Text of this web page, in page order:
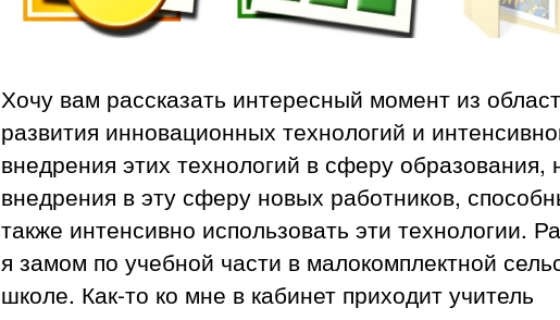
Хочу вам рассказать интересный момент из
развития инновационных технологий и
внедрения этих технологий в сферу образования,
внедрения в эту сферу новых работников,
также интенсивно использовать эти технологии.
я замом по учебной части в малокомплектной
школе. Как-то ко мне в кабинет приходит учитель